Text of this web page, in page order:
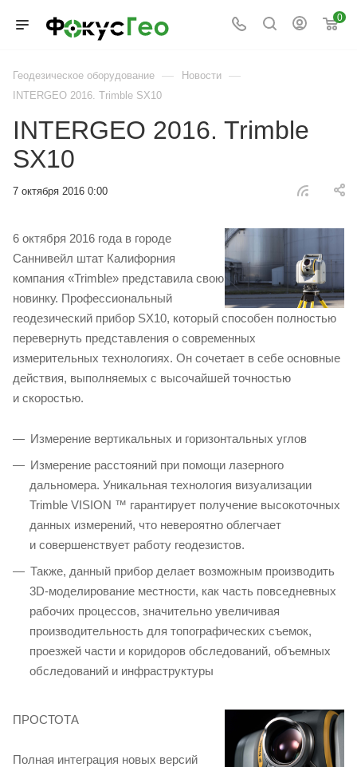
0
Геодезическое оборудование — Новости —
INTERGEO 2016. Trimble SX10
INTERGEO 2016. Trimble
SX10
7 октября 2016 0:00
6 октября 2016 года в городе
Саннивейл штат Калифорния
компания «Trimble» представила свою
новинку. Профессиональный
геодезический прибор SX10, который способен полностью
перевернуть представления о современных
измерительных технологиях. Он сочетает в себе основные
действия, выполняемых с высочайшей точностью
и скоростью.
Измерение вертикальных и горизонтальных углов
Измерение расстояний при помощи лазерного
дальномера. Уникальная технология визуализации
Trimble VISION ™ гарантирует получение высокоточных
данных измерений, что невероятно облегчает
и совершенствует работу геодезистов.
Также, данный прибор делает возможным производить
3D-моделирование местности, как часть повседневных
рабочих процессов, значительно увеличивая
производительность для топографических съемок,
проезжей части и коридоров обследований, объемных
обследований и инфраструктуры
ПРОСТОТА
Полная интеграция новых версий